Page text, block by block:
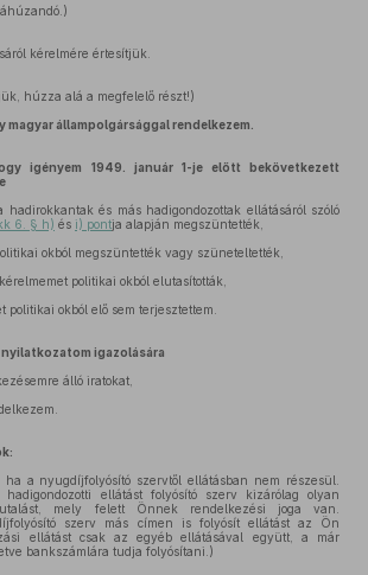
kérelmére értesítjük.
húzza alá a megfelelő részt!)
magyar állampolgársággal rendelkezem.
igényem 1949. január 1-je előtt bekövetkezett
hadirokkantak és más hadigondozottak ellátásáról szóló
6. § h) és i) pontja alapján megszüntették,
okból megszüntették vagy szüneteltették,
politikai okból elutasították,
okból elő sem terjesztettem.
igazolására
álló iratokat,
a nyugdíjfolyósító szervtől ellátásban nem részesül.
ellátást folyósító szerv kizárólag olyan
mely felett Önnek rendelkezési joga van.
szerv más címen is folyósít ellátást az Ön
ellátást csak az egyéb ellátásával együtt, a már
bankszámlára tudja folyósítani.)